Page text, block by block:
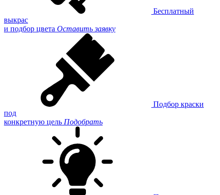
Бесплатный
выкрас
и подбор цвета Оставить заявку
Подбор краски
под
конкретную цель Подобрать